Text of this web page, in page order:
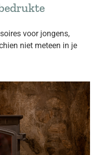
voor jongens,
niet meteen in je